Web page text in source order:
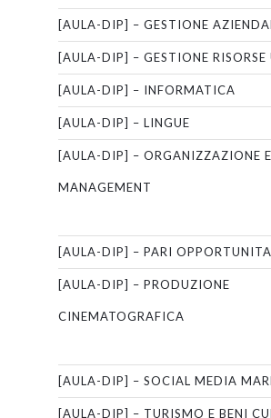
[AULA-DIP] – GESTIONE
[AULA-DIP] – GESTIONE RISORSE
[AULA-DIP] – INFORMATICA
[AULA-DIP] – LINGUE
[AULA-DIP] – ORGANIZZAZIONE E
MANAGEMENT
[AULA-DIP] – PARI
[AULA-DIP] – PRODUZIONE
CINEMATOGRAFICA
[AULA-DIP] – SOCIAL MEDIA
[AULA-DIP] – TURISMO E BENI